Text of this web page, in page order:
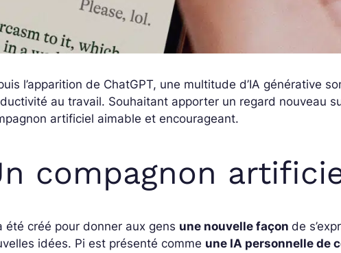
l’apparition de ChatGPT, une multitude d’IA générative
au travail. Souhaitant apporter un regard nouveau
artificiel aimable et encourageant.
compagnon
été créé pour donner aux gens une nouvelle façon de
idées. Pi est présenté comme une IA personnelle de